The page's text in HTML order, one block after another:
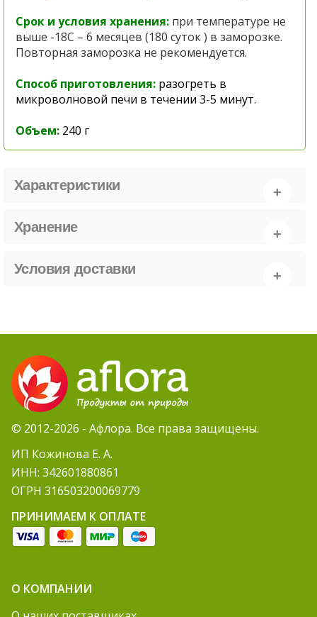
Срок и условия хранения: при температуре не
выше -18С – 6 месяцев (180 суток ) в заморозке.
Повторная заморозка не рекомендуется.
Способ приготовления: разогреть в
микроволновой печи в течении 3-5 минут.
Объем: 240 г
Характеристики
Хранение
Условия доставки
© 2012-2026 - Афлора. Все права защищены.
ИП Кожинова Е. А.
ИНН: 342601880861
ОГРН 316503200069779
ПРИНИМАЕМ К ОПЛАТЕ
О КОМПАНИИ